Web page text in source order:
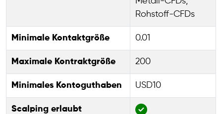
Rohstoff-CFDs
Minimale Kontaktgröße 0.01
Maximale Kontraktgröße 200
Minimales Kontoguthaben USD10
Scalping erlaubt